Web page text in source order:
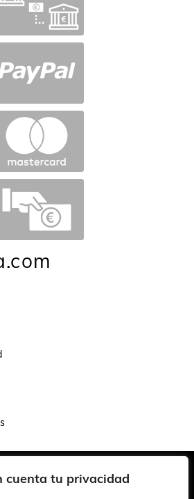
cuenta tu privacidad
© 2026 Cuchillalia.com